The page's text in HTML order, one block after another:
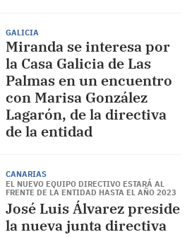
GALICIA
Miranda se interesa por
la Casa Galicia de Las
Palmas en un encuentro
con Marisa González
Lagarón, de la directiva
de la entidad
CANARIAS
EL NUEVO EQUIPO DIRECTIVO ESTARÁ AL
FRENTE DE LA ENTIDAD HASTA EL AÑO 2023
José Luis Álvarez preside
la nueva junta directiva